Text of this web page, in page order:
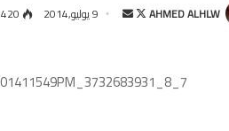
AHMED ALHLW
تابعأرسل 9 يوليو,2014 420